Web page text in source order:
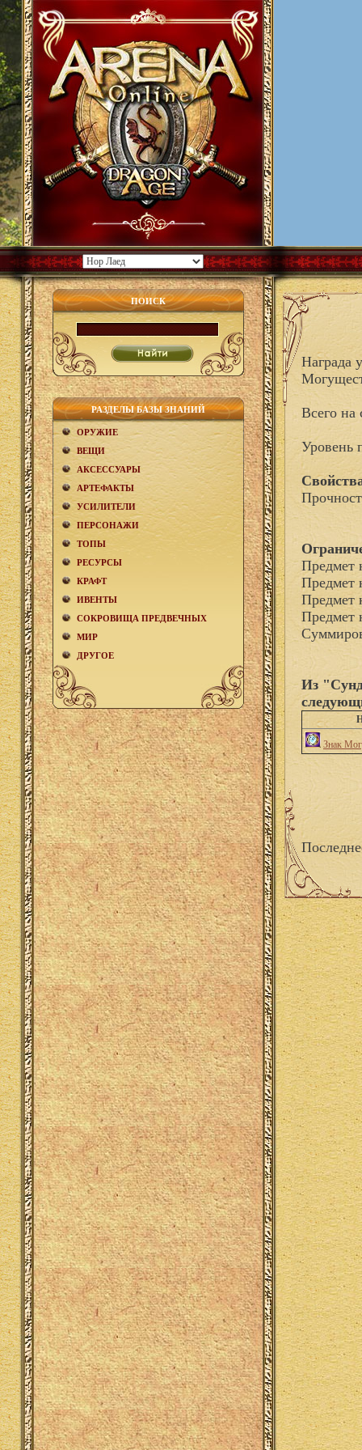
ПОИСК
РАЗДЕЛЫ БАЗЫ ЗНАНИЙ
ОРУЖИЕ
ВЕЩИ
АКCЕСCУАРЫ
АРТЕФАКТЫ
УСИЛИТЕЛИ
ПЕРСОНАЖИ
ТОПЫ
РЕСУРСЫ
КРАФТ
ИВЕНТЫ
СОКРОВИЩА ПРЕДВЕЧНЫХ
МИР
ДРУГОЕ
Награда
Всего на
Уровень
Предмет
Предмет
Предмет
Предмет
Из
Знак